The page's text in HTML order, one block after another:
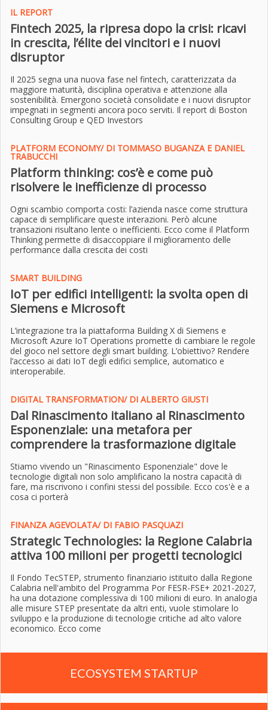
IL REPORT
Fintech 2025, la ripresa dopo la crisi: ricavi
in crescita, l’élite dei vincitori e i nuovi
disruptor
Il 2025 segna una nuova fase nel fintech, caratterizzata da
maggiore maturità, disciplina operativa e attenzione alla
sostenibilità. Emergono società consolidate e i nuovi disruptor
impegnati in segmenti ancora poco serviti. Il report di Boston
Consulting Group e QED Investors
PLATFORM ECONOMY/ DI TOMMASO BUGANZA E DANIEL
TRABUCCHI
Platform thinking: cos’è e come può
risolvere le inefficienze di processo
Ogni scambio comporta costi: l’azienda nasce come struttura
capace di semplificare queste interazioni. Però alcune
transazioni risultano lente o inefficienti. Ecco come il Platform
Thinking permette di disaccoppiare il miglioramento delle
performance dalla crescita dei costi
SMART BUILDING
IoT per edifici intelligenti: la svolta open di
Siemens e Microsoft
L’integrazione tra la piattaforma Building X di Siemens e
Microsoft Azure IoT Operations promette di cambiare le regole
del gioco nel settore degli smart building. L’obiettivo? Rendere
l’accesso ai dati IoT degli edifici semplice, automatico e
interoperabile.
DIGITAL TRANSFORMATION/ DI ALBERTO GIUSTI
Dal Rinascimento italiano al Rinascimento
Esponenziale: una metafora per
comprendere la trasformazione digitale
Stiamo vivendo un "Rinascimento Esponenziale" dove le
tecnologie digitali non solo amplificano la nostra capacità di
fare, ma riscrivono i confini stessi del possibile. Ecco cos'è e a
cosa ci porterà
FINANZA AGEVOLATA/ DI FABIO PASQUAZI
Strategic Technologies: la Regione Calabria
attiva 100 milioni per progetti tecnologici
Il Fondo TecSTEP, strumento finanziario istituito dalla Regione
Calabria nell'ambito del Programma Por FESR-FSE+ 2021-2027,
ha una dotazione complessiva di 100 milioni di euro. In analogia
alle misure STEP presentate da altri enti, vuole stimolare lo
sviluppo e la produzione di tecnologie critiche ad alto valore
economico. Ecco come
ECOSYSTEM STARTUP